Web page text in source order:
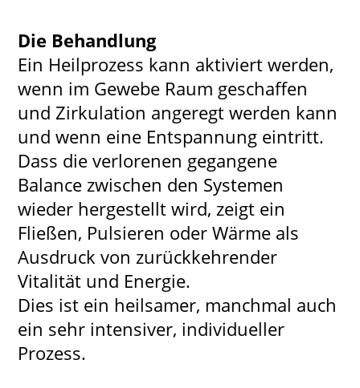
Die Behandlung
Ein Heilprozess kann aktiviert werden,
wenn im Gewebe Raum geschaffen
und Zirkulation angeregt werden kann
und wenn eine Entspannung eintritt.
Dass die verlorenen gegangene
Balance zwischen den Systemen
wieder hergestellt wird, zeigt ein
Fließen, Pulsieren oder Wärme als
Ausdruck von zurückkehrender
Vitalität und Energie.
Dies ist ein heilsamer, manchmal auch
ein sehr intensiver, individueller
Prozess.